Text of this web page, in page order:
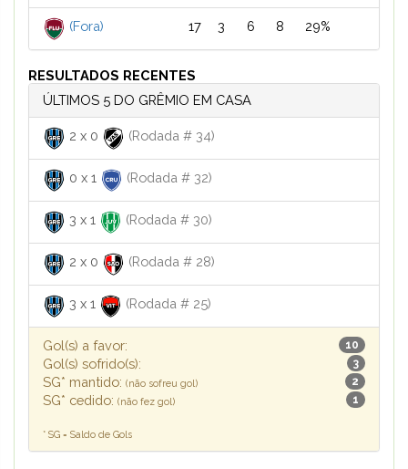
(Fora) 17 3 6 8 29%
RESULTADOS RECENTES
ÚLTIMOS 5 DO GRÊMIO EM CASA
2 x 0 (Rodada # 34)
0 x 1 (Rodada # 32)
3 x 1 (Rodada # 30)
2 x 0 (Rodada # 28)
3 x 1 (Rodada # 25)
Gol(s) a favor: 10
Gol(s) sofrido(s): 3
SG* mantido: (não sofreu gol) 2
SG* cedido: (não fez gol) 1
* SG = Saldo de Gols